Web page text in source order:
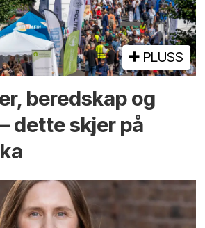
PLUSS
beredskap og
dette skjer på